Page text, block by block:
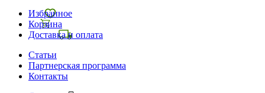
Избранное
Корзина
Доставка и оплата
Статьи
Партнерская программа
Контакты